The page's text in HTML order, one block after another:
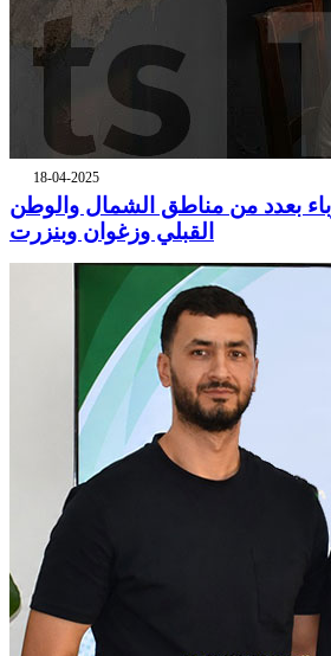
18-04-2025
بعدد من مناطق الشمال والوطن
القبلي وزغوان وبنزرت